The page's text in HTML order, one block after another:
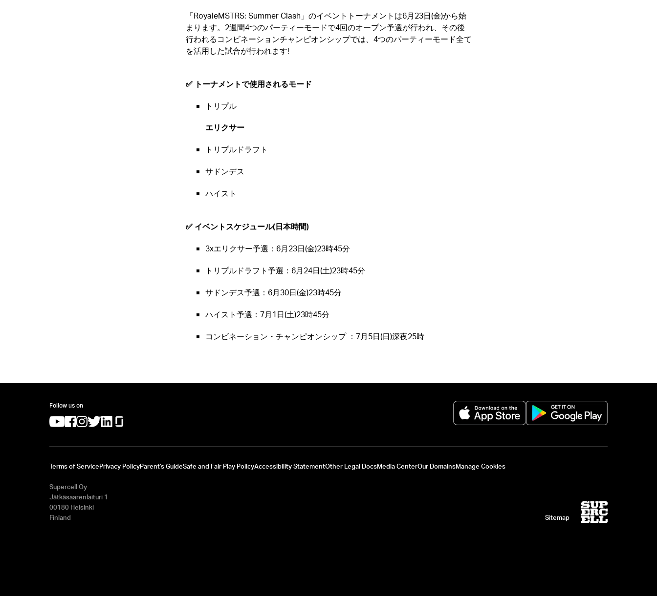
「RoyaleMSTRS: Summer Clash」のイベントトーナメントは6月23日(金)から始
まります。2週間4つのパーティーモードで4回のオープン予選が行われ、その後
行われるコンビネーションチャンピオンシップでは、4つのパーティーモード全て
を活用した試合が行われます!
✅ トーナメントで使用されるモード
トリプル
エリクサー
トリプルドラフト
サドンデス
ハイスト
✅ イベントスケジュール(日本時間)
3xエリクサー予選：6月23日(金)23時45分
トリプルドラフト予選：6月24日(土)23時45分
サドンデス予選：6月30日(金)23時45分
ハイスト予選：7月1日(土)23時45分
コンビネーション・チャンピオンシップ ：7月5日(日)深夜25時
Follow us on
(opens in a new tab)
(opens in a new tab)
(opens in a new tab)
(opens in a new tab)
(opens in a new tab)
(opens in a new tab)
Terms of ServicePrivacy PolicyParent's GuideSafe and Fair Play PolicyAccessibility StatementOther Legal DocsMedia CenterOur DomainsManage Cookies
Supercell Oy
Jätkäsaarenlaituri 1
00180 Helsinki
Finland
Sitemap